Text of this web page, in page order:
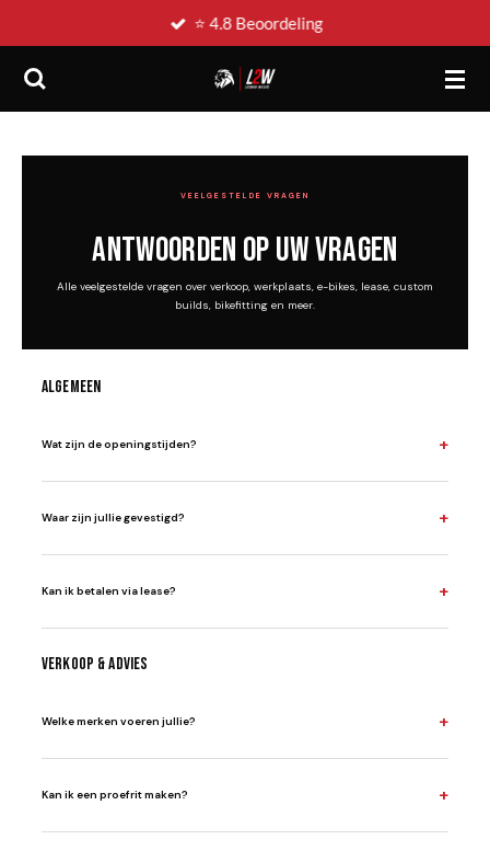
naar
de
⭐ 4.8 Beoordeling
VEELGESTELDE VRAGEN
Antwoorden op uw vragen
Alle veelgestelde vragen over verkoop, werkplaats, e-bikes, lease, custom
builds, bikefitting en meer.
Algemeen
Wat zijn de openingstijden? +
Waar zijn jullie gevestigd? +
Kan ik betalen via lease? +
Verkoop & advies
Welke merken voeren jullie? +
Kan ik een proefrit maken? +